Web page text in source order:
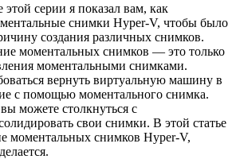
серии я показал вам, как
снимки Hyper-V, чтобы было
создания различных снимков.
моментальных снимков — это только
моментальными снимками.
вернуть виртуальную машину в
с помощью моментального снимка.
можете столкнуться с
свои снимки. В этой статье
моментальных снимков Hyper-V,